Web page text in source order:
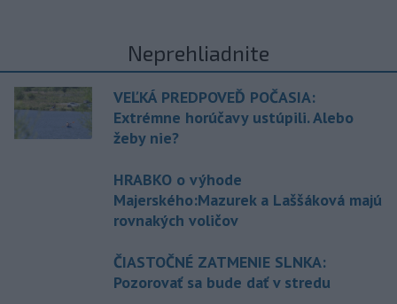
Neprehliadnite
VEĽKÁ PREDPOVEĎ POČASIA:
Extrémne horúčavy ustúpili. Alebo
žeby nie?
HRABKO o výhode
Majerského:Mazurek a Laššáková majú
rovnakých voličov
ČIASTOČNÉ ZATMENIE SLNKA:
Pozorovať sa bude dať v stredu